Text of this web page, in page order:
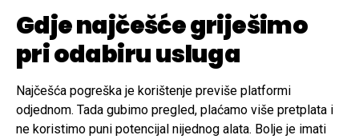
Gdje najčešće griješimo
pri odabiru usluga
Najčešća pogreška je korištenje previše platformi
odjednom. Tada gubimo pregled, plaćamo više pretplata i
ne koristimo puni potencijal nijednog alata. Bolje je imati